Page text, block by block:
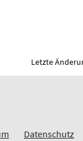
Letzte
Datenschutz